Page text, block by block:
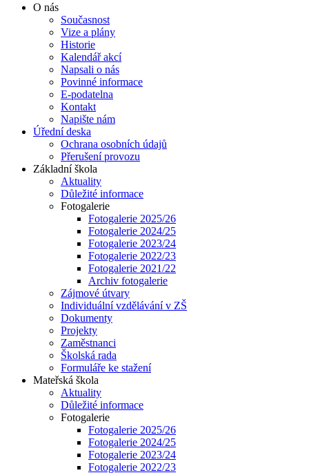
O nás
Současnost
Vize a plány
Historie
Kalendář akcí
Napsali o nás
Povinné informace
E-podatelna
Kontakt
Napište nám
Úřední deska
Ochrana osobních údajů
Přerušení provozu
Základní škola
Aktuality
Důležité informace
Fotogalerie
Fotogalerie 2025/26
Fotogalerie 2024/25
Fotogalerie 2023/24
Fotogalerie 2022/23
Fotogalerie 2021/22
Archiv fotogalerie
Zájmové útvary
Individuální vzdělávání v ZŠ
Dokumenty
Projekty
Zaměstnanci
Školská rada
Formuláře ke stažení
Mateřská škola
Aktuality
Důležité informace
Fotogalerie
Fotogalerie 2025/26
Fotogalerie 2024/25
Fotogalerie 2023/24
Fotogalerie 2022/23